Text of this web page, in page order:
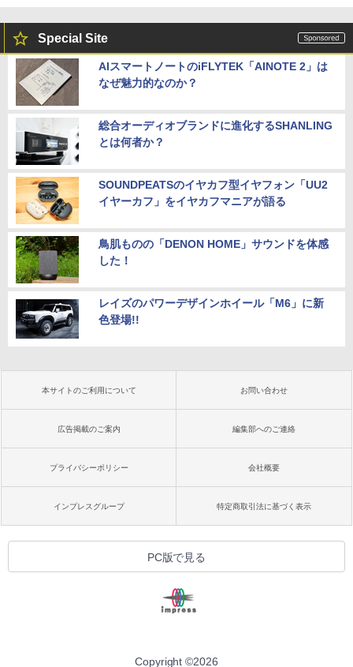
Special Site
AIスマートノートのiFLYTEK「AINOTE 2」は
なぜ魅力的なのか？
総合オーディオブランドに進化するSHANLING
とは何者か？
SOUNDPEATSのイヤカフ型イヤフォン「UU2
イヤーカフ」をイヤカフマニアが語る
鳥肌ものの「DENON HOME」サウンドを体感
した！
レイズのパワーデザインホイール「M6」に新
色登場!!
本サイトのご利用について お問い合わせ
広告掲載のご案内 編集部へのご連絡
プライバシーポリシー 会社概要
インプレスグループ 特定商取引法に基づく表示
PC版で見る
Copyright ©2026